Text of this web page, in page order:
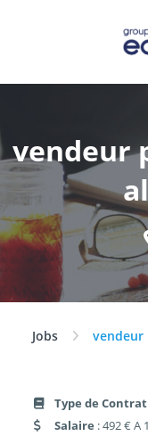
vendeur
Jobs vendeur
Type de Contrat
Salaire : 492 € A